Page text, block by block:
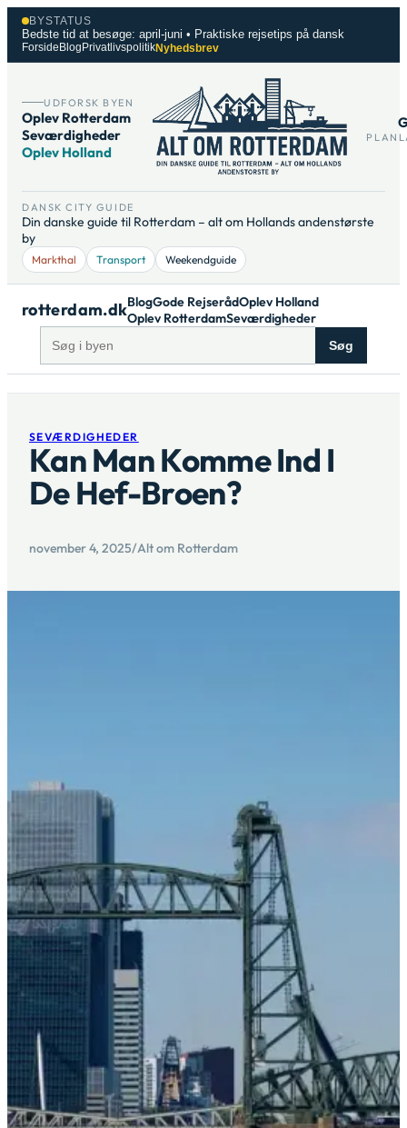
Spring
indhold
BYSTATUS
Bedste tid at besøge: april-juni • Praktiske rejsetips på dansk
Forside Blog PrivatlivspolitikNyhedsbrev
UDFORSK BYEN
Oplev Rotterdam
Seværdigheder
Oplev Holland
DANSK CITY GUIDE
Din danske guide til Rotterdam – alt om Hollands andenstørste
by
Markthal Transport Weekendguide
rotterdam.dkBlogGode RejserådOplev Holland
Oplev RotterdamSeværdigheder
Søg
SEVÆRDIGHEDER
Kan Man Komme Ind I
De Hef-Broen?
november 4, 2025/Alt om Rotterdam